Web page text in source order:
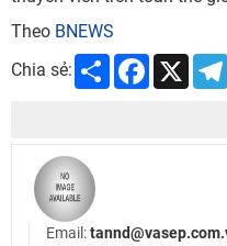
Theo BNEWS
Chia sẻ:
Share Facebook
X
Email: